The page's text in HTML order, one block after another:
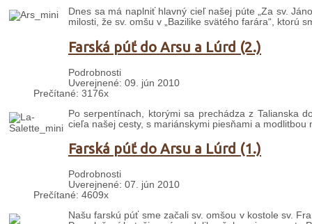
Dnes sa má naplniť hlavný cieľ našej púte „Za sv.
milosti, že sv. omšu v „Bazilike svätého farára“, ktorú
Farská púť do Arsu a Lúrd (2.)
Podrobnosti
Uverejnené: 09. jún 2010
Prečítané: 3176x
Po serpentínach, ktorými sa prechádza z Talianska
cieľa našej cesty, s mariánskymi piesňami a
Farská púť do Arsu a Lúrd (1.)
Podrobnosti
Uverejnené: 07. jún 2010
Prečítané: 4609x
Našu farskú púť sme začali sv. omšou v kostole sv.